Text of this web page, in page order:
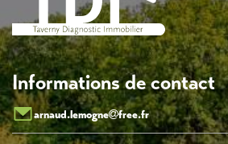
Informations de contact
arnaud.lemogne free.fr